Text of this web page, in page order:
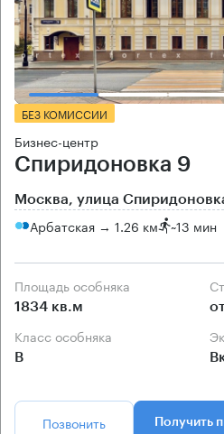
БЕЗ КОМИССИИ
Бизнес-центр
Спиридоновка 9
Москва, улица
Арбатская → 1.26 км ~13 мин
Площадь особняка
1834 кв.м
Класс особняка
B
Позвонить Получить